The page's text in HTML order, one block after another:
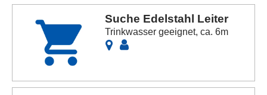
Suche Edelstahl Leiter
Trinkwasser geeignet, ca. 6m